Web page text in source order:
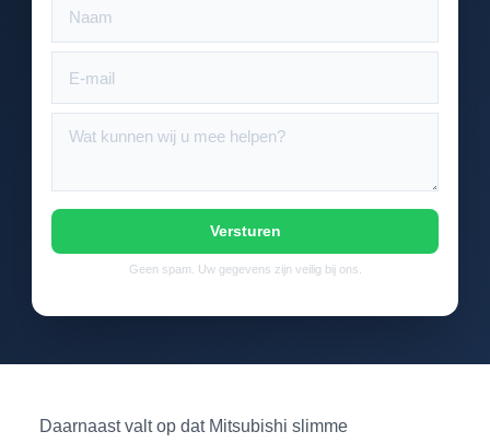
Versturen
Geen spam. Uw gegevens zijn veilig bij ons.
Daarnaast valt op dat Mitsubishi slimme